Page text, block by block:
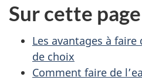
Sur cette page
Les avantages à
de choix
Comment faire de